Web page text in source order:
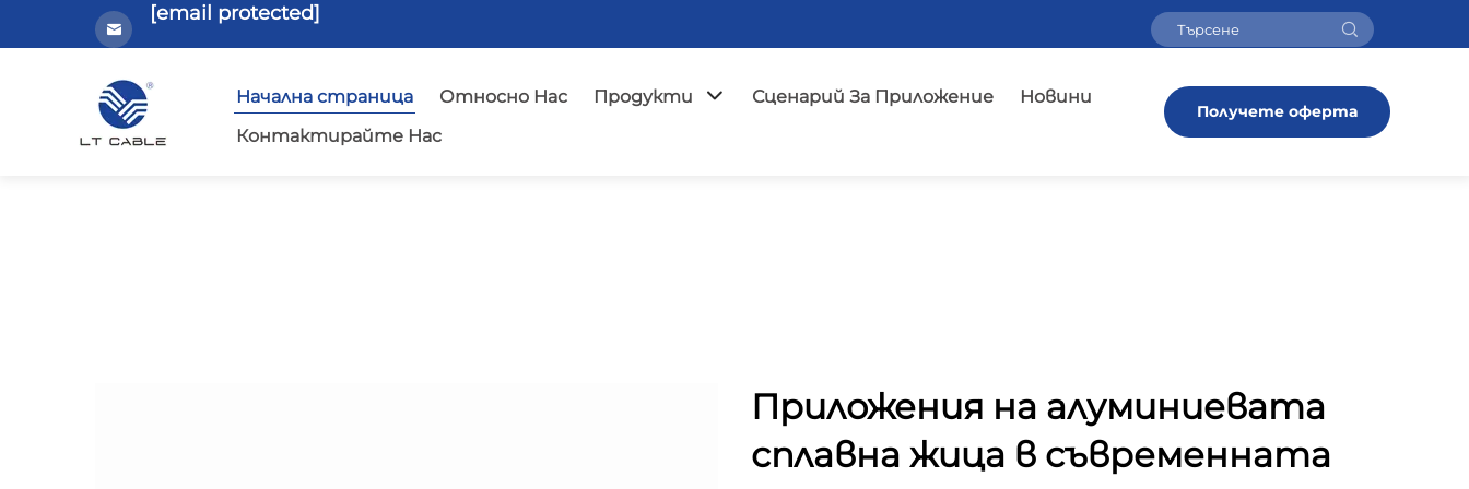
[email protected]
Начална страница Относно Нас Продукти Сценарий За Приложение
Новини
Контактирайте Нас
Получете оферта
Приложения на алуминиевата
сплавна жица в съвременната